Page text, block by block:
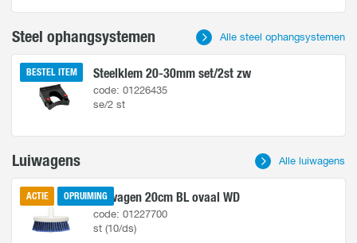
Steel ophangsystemen Alle steel ophangsystemen
BESTEL ITEM Steelklem 20-30mm set/2st zw
code: 01226435
se/2 st
Luiwagens Alle luiwagens
ACTIE OPRUIMINGLuiwagen 20cm BL ovaal WD
code: 01227700
st (10/ds)